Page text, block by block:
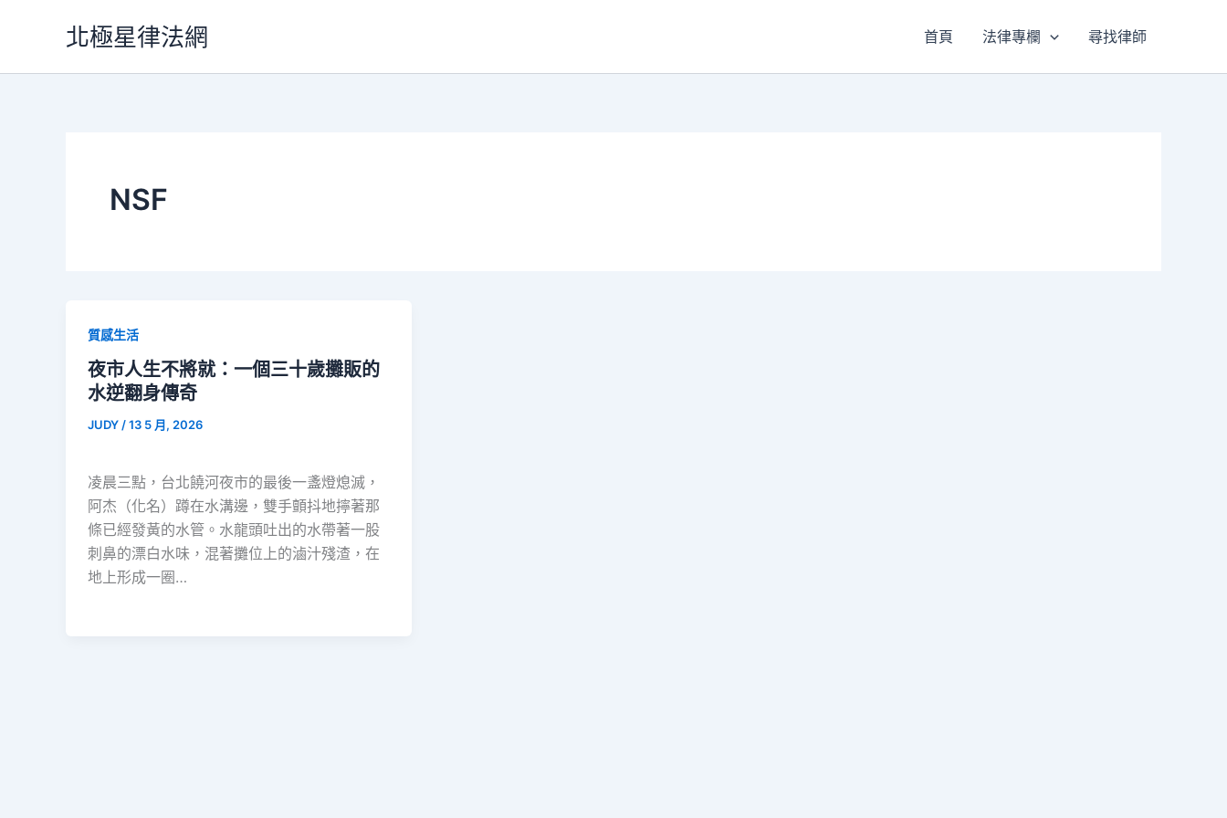
北極星律法網 首頁 法律專欄 尋找律師
NSF
質感生活
夜市人生不將就：一個三十歲攤販的
水逆翻身傳奇
JUDY /13 5 月, 2026
凌晨三點，台北饒河夜市的最後一盞燈熄滅，
阿杰（化名）蹲在水溝邊，雙手顫抖地擰著那
條已經發黃的水管。水龍頭吐出的水帶著一股
刺鼻的漂白水味，混著攤位上的滷汁殘渣，在
地上形成一圈…